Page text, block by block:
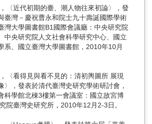
〈近代初期的臺、潮人物往來初論〉，發
臺灣－慶祝曹永和院士九十壽誕國際學術
灣大學圖書館B1國際會議廳：中央研究院
中央研究院人文社會科學研究中心、國立
系、國立臺灣大學圖書館，2010年10月
〈看得見與看不見的：清初輿圖所 展現
〉，發表於清代臺灣史研究學術研討會，
科學館北棟3樓第一會議室：國立故宮博
院臺灣史研究所，2010年12月2-3日。